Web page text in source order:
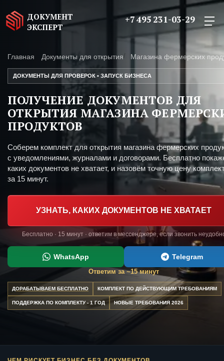
ДОКУМЕНТ
ЭКСПЕРТ
+7 495 231-03-29
Главная Документы для открытия Магазина фермерских
ДОКУМЕНТЫ ДЛЯ ПРОВЕРОК • ЗАПУСК БИЗНЕСА
ПОЛУЧЕНИЕ ДОКУМЕНТОВ ДЛЯ
ОТКРЫТИЯ МАГАЗИНА
ПРОДУКТОВ
Соберем комплект для открытия магазина фермерских
с уведомлениями, журналами и договорами. Бесплатно
каких документов не хватает, и назовём точную цену
за 15 минут.
УЗНАТЬ, КАКИХ ДОКУМЕНТОВ НЕ ХВАТАЕТ
Бесплатно · 15 минут · ответим в мессенджере, если звонить
WhatsApp Telegram
Ответим за ~15 минут
ДОРАБАТЫВАЕМ БЕСПЛАТНО КОМПЛЕКТ ПО ДЕЙСТВУЮЩИМ ТРЕБОВАНИЯМ
ПОДДЕРЖКА ПО КОМПЛЕКТУ - 1 ГОД НОВЫЕ ТРЕБОВАНИЯ 2026